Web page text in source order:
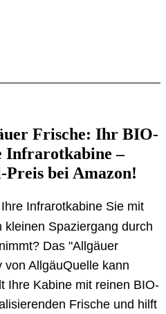
Frische: Ihr BIO-
Infrarotkabine –
bei Amazon!
Infrarotkabine Sie mit
kleinen Spaziergang durch
Das "Allgäuer
AllgäuQuelle kann
Ihre Kabine mit reinen BIO-
Frische und hilft